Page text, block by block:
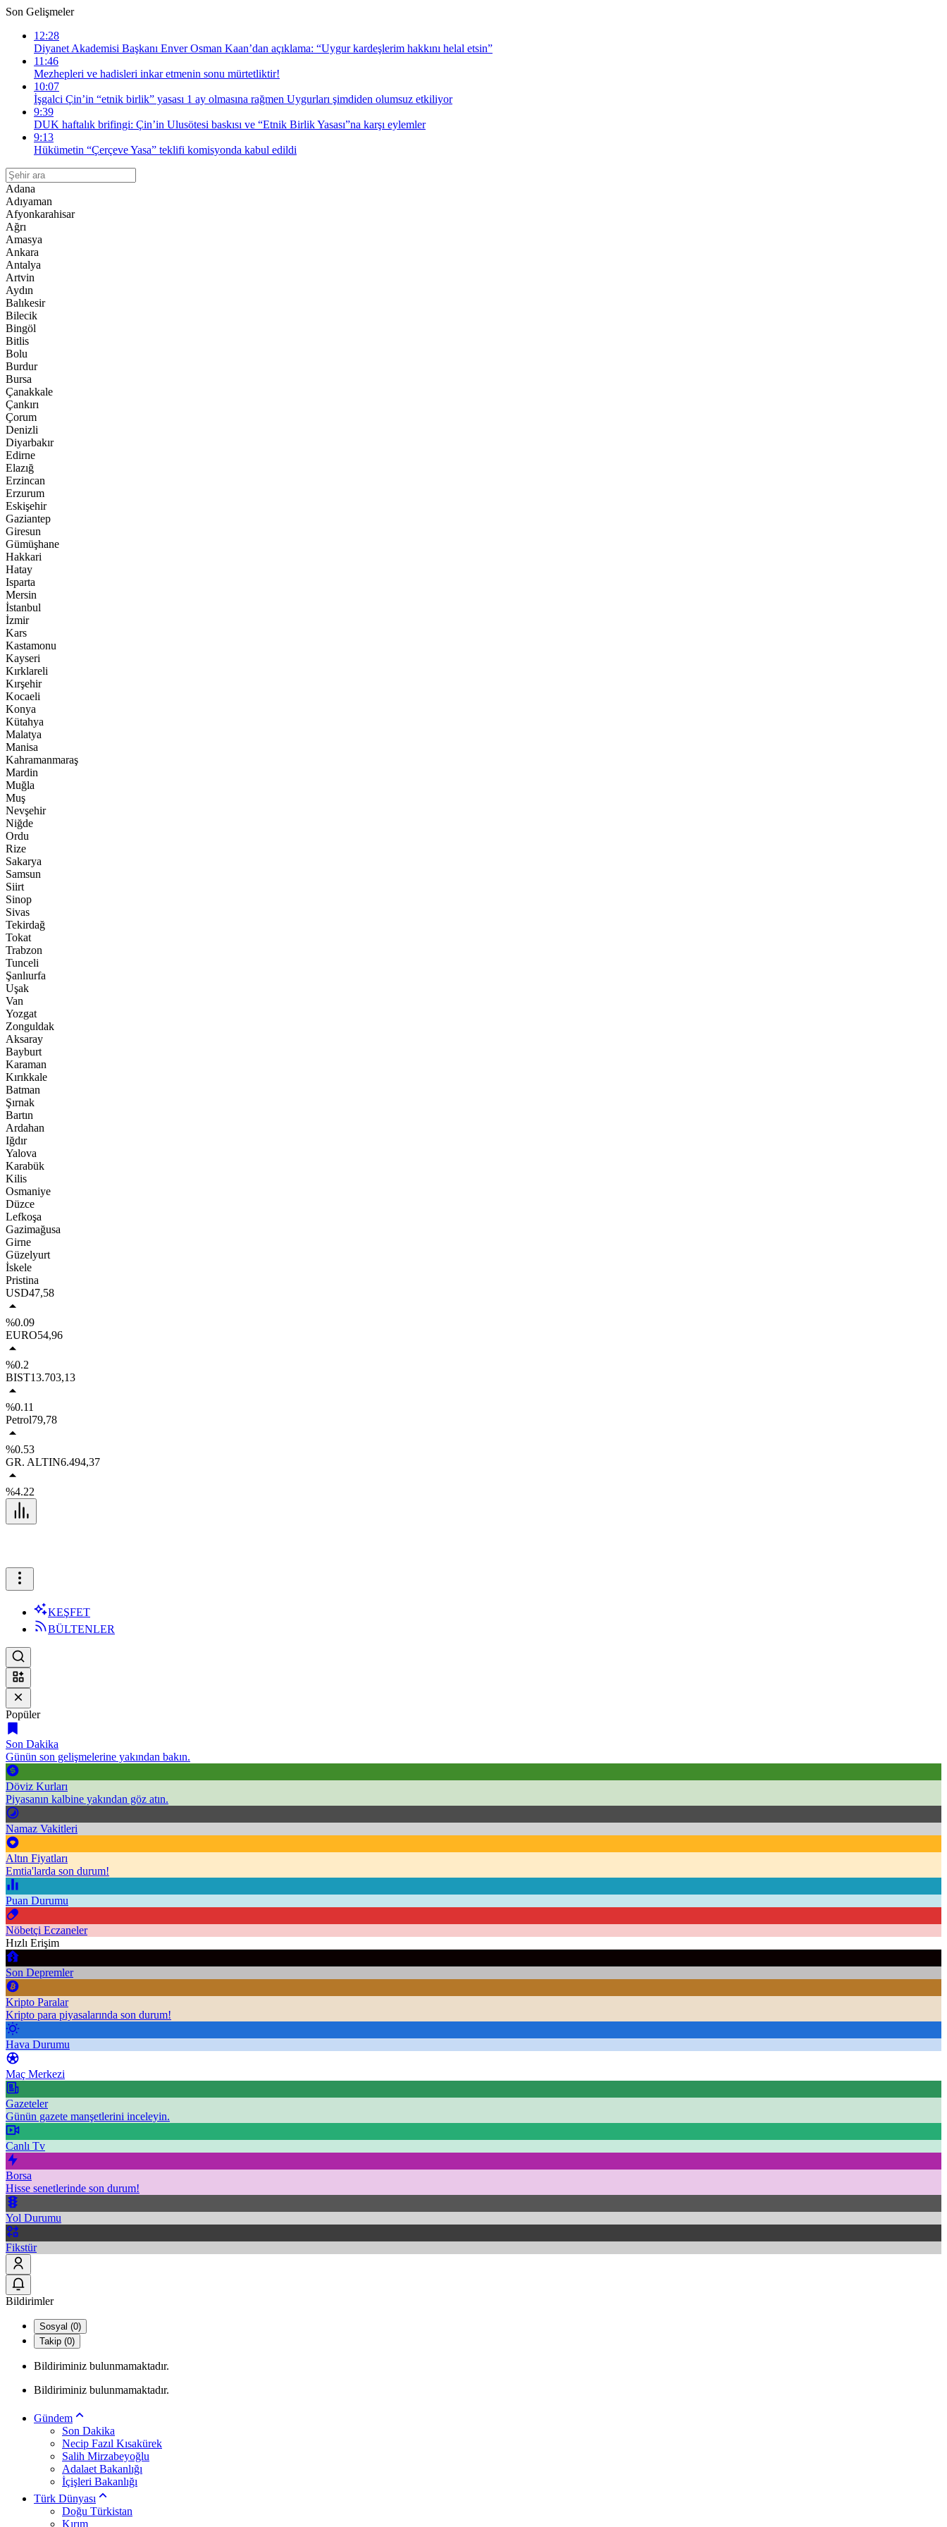
Son Gelişmeler
12:28
Diyanet Akademisi Başkanı Enver Osman Kaan’dan açıklama: “Uygur kardeşlerim hakkını helal etsin”
11:46
Mezhepleri ve hadisleri inkar etmenin sonu mürtetliktir!
10:07
İşgalci Çin’in “etnik birlik” yasası 1 ay olmasına rağmen Uygurları şimdiden olumsuz etkiliyor
9:39
DUK haftalık brifingi: Çin’in Ulusötesi baskısı ve “Etnik Birlik Yasası”na karşı eylemler
9:13
Hükümetin “Çerçeve Yasa” teklifi komisyonda kabul edildi
Adana
Adıyaman
Afyonkarahisar
Ağrı
Amasya
Ankara
Antalya
Artvin
Aydın
Balıkesir
Bilecik
Bingöl
Bitlis
Bolu
Burdur
Bursa
Çanakkale
Çankırı
Çorum
Denizli
Diyarbakır
Edirne
Elazığ
Erzincan
Erzurum
Eskişehir
Gaziantep
Giresun
Gümüşhane
Hakkari
Hatay
Isparta
Mersin
İstanbul
İzmir
Kars
Kastamonu
Kayseri
Kırklareli
Kırşehir
Kocaeli
Konya
Kütahya
Malatya
Manisa
Kahramanmaraş
Mardin
Muğla
Muş
Nevşehir
Niğde
Ordu
Rize
Sakarya
Samsun
Siirt
Sinop
Sivas
Tekirdağ
Tokat
Trabzon
Tunceli
Şanlıurfa
Uşak
Van
Yozgat
Zonguldak
Aksaray
Bayburt
Karaman
Kırıkkale
Batman
Şırnak
Bartın
Ardahan
Iğdır
Yalova
Karabük
Kilis
Osmaniye
Düzce
Lefkoşa
Gazimağusa
Girne
Güzelyurt
İskele
Pristina
USD47,58
%0.09
EURO54,96
%0.2
BIST13.703,13
%0.11
Petrol79,78
%0.53
GR. ALTIN6.494,37
%4.22
KEŞFET
BÜLTENLER
Popüler
Son Dakika
Günün son gelişmelerine yakından bakın.
Döviz Kurları
Piyasanın kalbine yakından göz atın.
Namaz Vakitleri
Altın Fiyatları
Emtia'larda son durum!
Puan Durumu
Nöbetçi Eczaneler
Hızlı Erişim
Son Depremler
Kripto Paralar
Kripto para piyasalarında son durum!
Hava Durumu
Maç Merkezi
Gazeteler
Günün gazete manşetlerini inceleyin.
Canlı Tv
Borsa
Hisse senetlerinde son durum!
Yol Durumu
Fikstür
Bildirimler
Sosyal (0)
Takip (0)
Bildiriminiz bulunmamaktadır.
Bildiriminiz bulunmamaktadır.
Gündem
Son Dakika
Necip Fazıl Kısakürek
Salih Mirzabeyoğlu
Adalaet Bakanlığı
İçişleri Bakanlığı
Türk Dünyası
Doğu Türkistan
Kırım